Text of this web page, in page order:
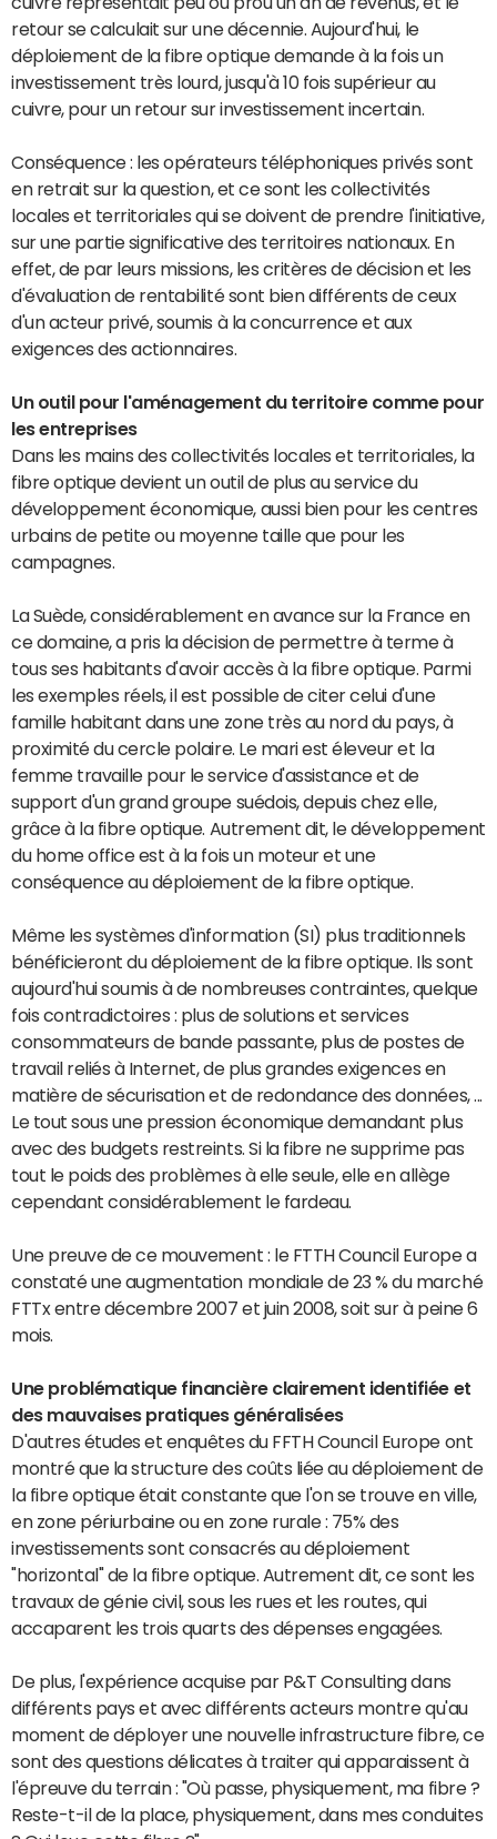
retour se calculait sur une décennie. Aujourd'hui, le
déploiement de la fibre optique demande à la fois un
investissement très lourd, jusqu'à 10 fois supérieur au
cuivre, pour un retour sur investissement incertain.
Conséquence : les opérateurs téléphoniques privés sont
en retrait sur la question, et ce sont les collectivités
locales et territoriales qui se doivent de prendre l'initiative,
sur une partie significative des territoires nationaux. En
effet, de par leurs missions, les critères de décision et les
d'évaluation de rentabilité sont bien différents de ceux
d'un acteur privé, soumis à la concurrence et aux
exigences des actionnaires.
Un outil pour l'aménagement du territoire comme pour
les entreprises
Dans les mains des collectivités locales et territoriales, la
fibre optique devient un outil de plus au service du
développement économique, aussi bien pour les centres
urbains de petite ou moyenne taille que pour les
campagnes.
La Suède, considérablement en avance sur la France en
ce domaine, a pris la décision de permettre à terme à
tous ses habitants d'avoir accès à la fibre optique. Parmi
les exemples réels, il est possible de citer celui d'une
famille habitant dans une zone très au nord du pays, à
proximité du cercle polaire. Le mari est éleveur et la
femme travaille pour le service d'assistance et de
support d'un grand groupe suédois, depuis chez elle,
grâce à la fibre optique. Autrement dit, le développement
du home office est à la fois un moteur et une
conséquence au déploiement de la fibre optique.
Même les systèmes d'information (SI) plus traditionnels
bénéficieront du déploiement de la fibre optique. Ils sont
aujourd'hui soumis à de nombreuses contraintes, quelque
fois contradictoires : plus de solutions et services
consommateurs de bande passante, plus de postes de
travail reliés à Internet, de plus grandes exigences en
matière de sécurisation et de redondance des données, ...
Le tout sous une pression économique demandant plus
avec des budgets restreints. Si la fibre ne supprime pas
tout le poids des problèmes à elle seule, elle en allège
cependant considérablement le fardeau.
Une preuve de ce mouvement : le FTTH Council Europe a
constaté une augmentation mondiale de 23 % du marché
FTTx entre décembre 2007 et juin 2008, soit sur à peine 6
mois.
Une problématique financière clairement identifiée et
des mauvaises pratiques généralisées
D'autres études et enquêtes du FFTH Council Europe ont
montré que la structure des coûts liée au déploiement de
la fibre optique était constante que l'on se trouve en ville,
en zone périurbaine ou en zone rurale : 75% des
investissements sont consacrés au déploiement
"horizontal" de la fibre optique. Autrement dit, ce sont les
travaux de génie civil, sous les rues et les routes, qui
accaparent les trois quarts des dépenses engagées.
De plus, l'expérience acquise par P&T Consulting dans
différents pays et avec différents acteurs montre qu'au
moment de déployer une nouvelle infrastructure fibre, ce
sont des questions délicates à traiter qui apparaissent à
l'épreuve du terrain : "Où passe, physiquement, ma fibre ?
Reste-t-il de la place, physiquement, dans mes conduites